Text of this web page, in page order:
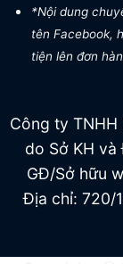
*Nội dung
tên Facebook,
tiện lên đơn
Công ty TNHH
do Sở KH và
GĐ/Sở hữu
Địa chỉ: 720/